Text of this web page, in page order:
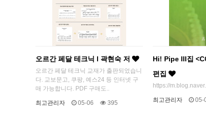
오르간 페달 테크닉 l 곽현숙 저
오르간 페달 테크닉 교재가 출판되었습니
다. 교보문고, 쿠팡, 예스24 등 인터넷 구
매 가능합니다. PDF 구매도..
최고관리자 05-06 395
Hi! Pipe III집
편집
https://
최고관리자 05-